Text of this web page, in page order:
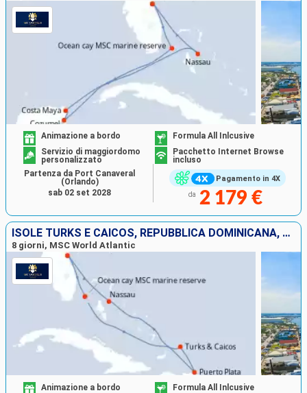
Pagamento in 4X
Animazione a bordo
Formula All Inlcusive
Servizio di maggiordomo
personalizzato
Pacchetto Internet Browse
incluso
da 2 179 €
Partenza da Port Canaveral
(Orlando)
sab 02 set 2028
ISOLE TURKS E CAICOS, REPUBBLICA DOMINICANA, BAHAMAS, STATI UNITI
8 giorni, MSC World Atlantic
Animazione a bordo
Formula All Inlcusive